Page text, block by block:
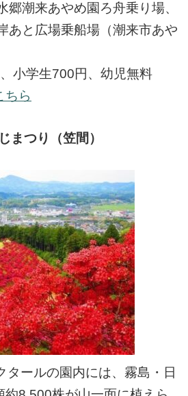
郷潮来あやめ園ろ舟乗り場、
あと広場乗船場（潮来市あや
小学生700円、幼児無料
ちら
つり（笠間）
タールの園内には、霧島・日